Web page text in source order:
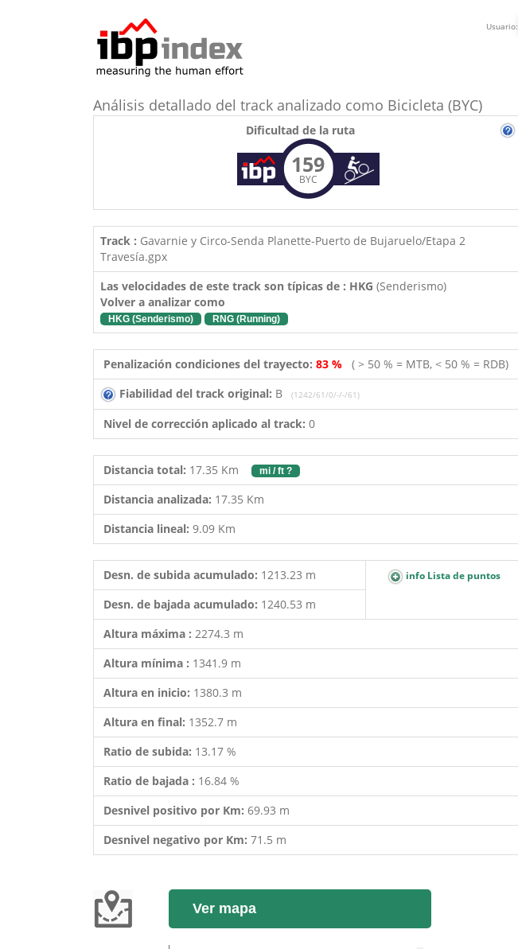
Usuario:
Análisis detallado del track analizado como Bicicleta (BYC)
Dificultad de la ruta
159
BYC
Track : Gavarnie y Circo-Senda Planette-Puerto de Bujaruelo/Etapa 2
Travesía.gpx
Las velocidades de este track son típicas de : HKG (Senderismo)
Volver a analizar como
HKG (Senderismo) RNG (Running)
Penalización condiciones del trayecto: 83 % ( > 50 % = MTB, < 50 % = RDB)
Fiabilidad del track original: B (1242/61/0/-/-/61)
Nivel de corrección aplicado al track: 0
Distancia total: 17.35 Km mi / ft ?
Distancia analizada: 17.35 Km
Distancia lineal: 9.09 Km
Desn. de subida acumulado: 1213.23 m info Lista de puntos
Desn. de bajada acumulado: 1240.53 m
Altura máxima : 2274.3 m
Altura mínima : 1341.9 m
Altura en inicio: 1380.3 m
Altura en final: 1352.7 m
Ratio de subida: 13.17 %
Ratio de bajada : 16.84 %
Desnivel positivo por Km: 69.93 m
Desnivel negativo por Km: 71.5 m
Ver mapa